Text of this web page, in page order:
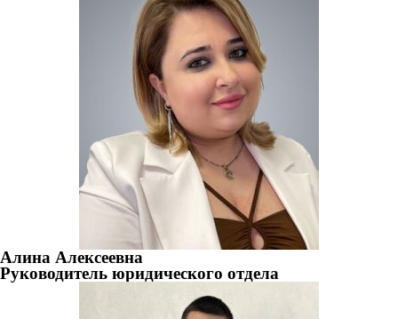
Алина Алексеевна
Руководитель юридического отдела